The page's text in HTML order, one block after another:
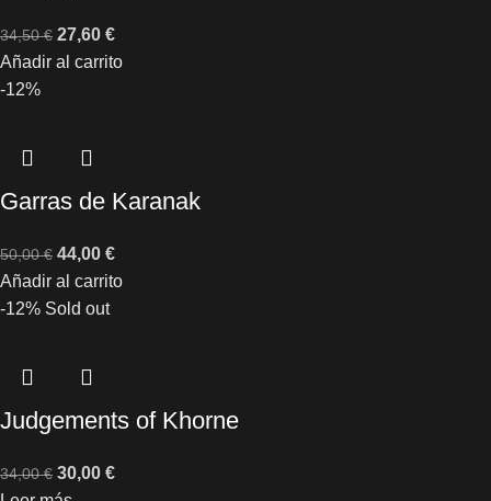
34,50€ 27,60 €
Añadir al carrito
-12%
Garras de Karanak
50,00€ 44,00 €
Añadir al carrito
-12% Sold out
Judgements of Khorne
34,00€ 30,00 €